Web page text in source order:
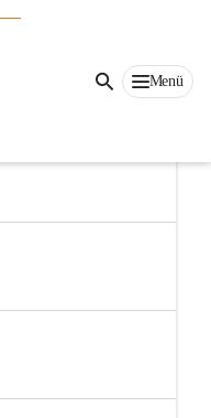
Menü
und Wirtschaft